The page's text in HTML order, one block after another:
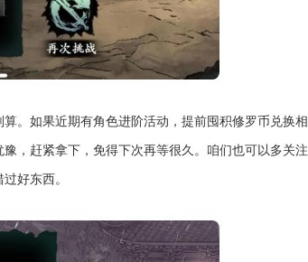
。如果近期有角色进阶活动，提前囤积修罗币兑换相
，赶紧拿下，免得下次再等很久。咱们也可以多关注
好东西。